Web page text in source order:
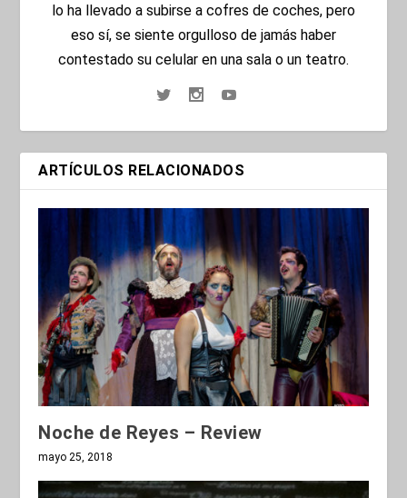
lo ha llevado a subirse a cofres de coches, pero
eso sí, se siente orgulloso de jamás haber
contestado su celular en una sala o un teatro.
ARTÍCULOS RELACIONADOS
Noche de Reyes – Review
mayo 25, 2018